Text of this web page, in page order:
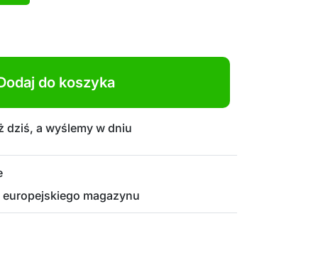
do koszyka
dziś, a wyślemy w dniu
europejskiego magazynu